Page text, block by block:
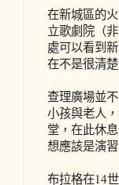
在新城區的
立歌劇院（
處可以看到
在不是很清
查理廣場並
小孩與老人
堂，在此休
想應該是演習
布拉格在14